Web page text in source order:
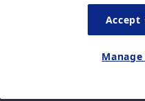
Política de privacidad
Accept